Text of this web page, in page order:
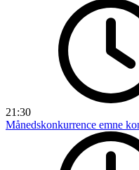
21:30
Månedskonkurrence emne